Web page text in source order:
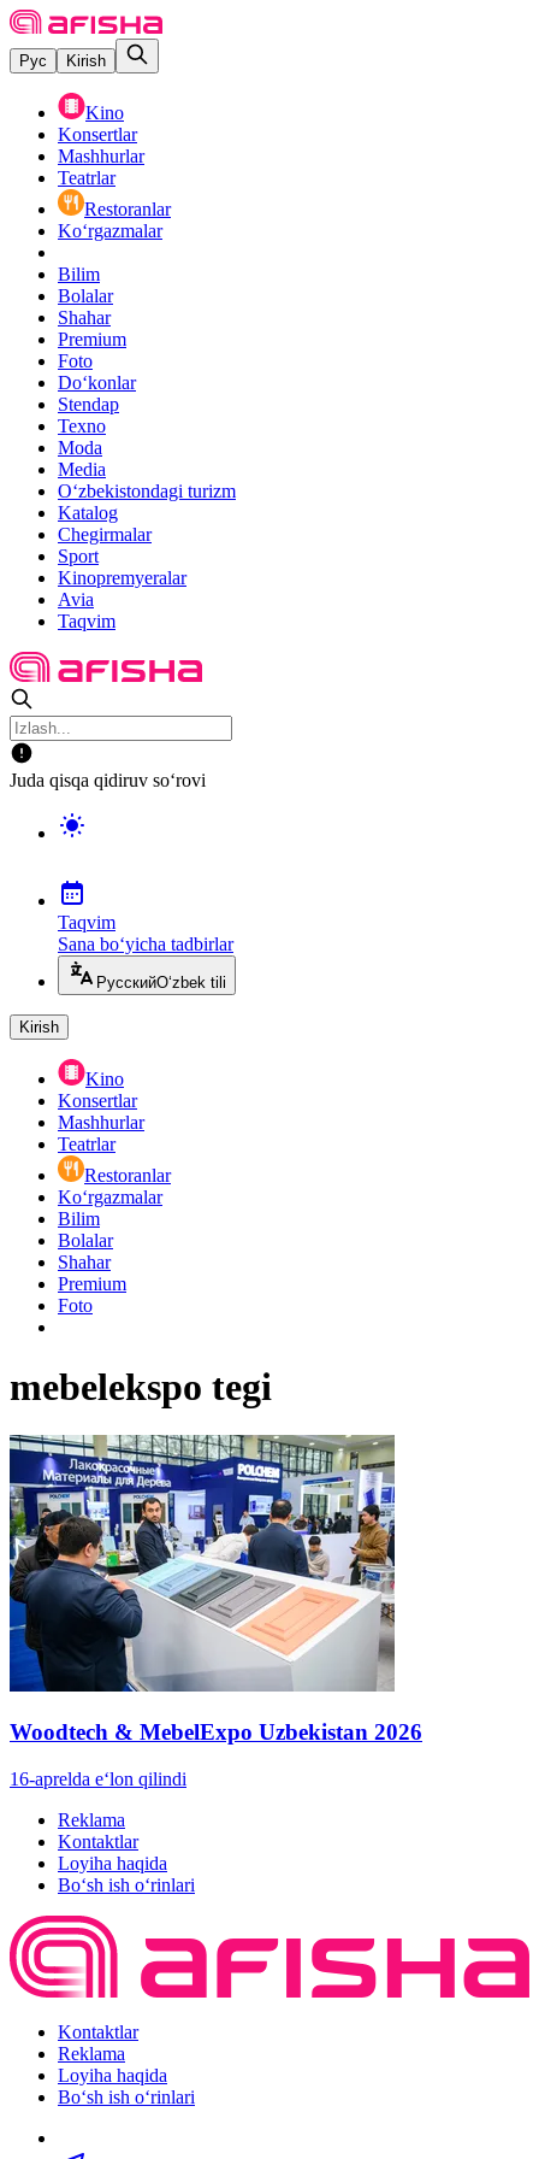
Рус Kirish
Kino
Konsertlar
Mashhurlar
Teatrlar
Restoranlar
Ko‘rgazmalar
Bilim
Bolalar
Shahar
Premium
Foto
Do‘konlar
Stendap
Texno
Moda
Media
O‘zbekistondagi turizm
Katalog
Chegirmalar
Sport
Kinopremyeralar
Avia
Taqvim
Juda qisqa qidiruv so‘rovi
Taqvim
Sana bo‘yicha tadbirlar
РусскийO‘zbek tili
Kirish
Kino
Konsertlar
Mashhurlar
Teatrlar
Restoranlar
Ko‘rgazmalar
Bilim
Bolalar
Shahar
Premium
Foto
mebelekspo tegi
Woodtech & MebelExpo Uzbekistan 2026
16-aprelda e‘lon qilindi
Reklama
Kontaktlar
Loyiha haqida
Bo‘sh ish o‘rinlari
Kontaktlar
Reklama
Loyiha haqida
Bo‘sh ish o‘rinlari